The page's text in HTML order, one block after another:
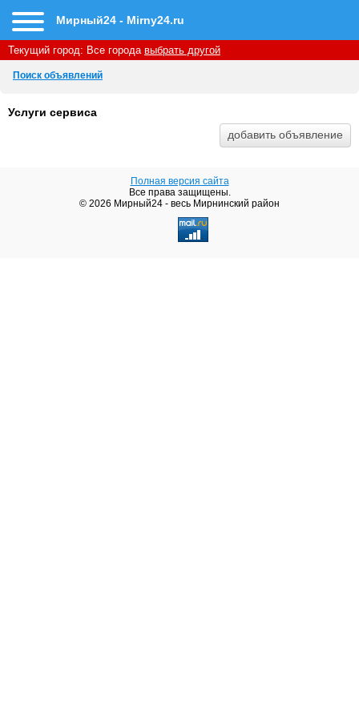
Мирный24 - Mirny24.ru
Текущий город: Все города выбрать другой
Поиск объявлений
Услуги сервиса
Полная версия сайта
Все права защищены.
© 2026 Мирный24 - весь Мирнинский район